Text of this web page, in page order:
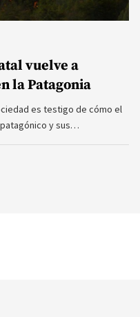
vuelve a
la Patagonia
es testigo de cómo el
y sus…